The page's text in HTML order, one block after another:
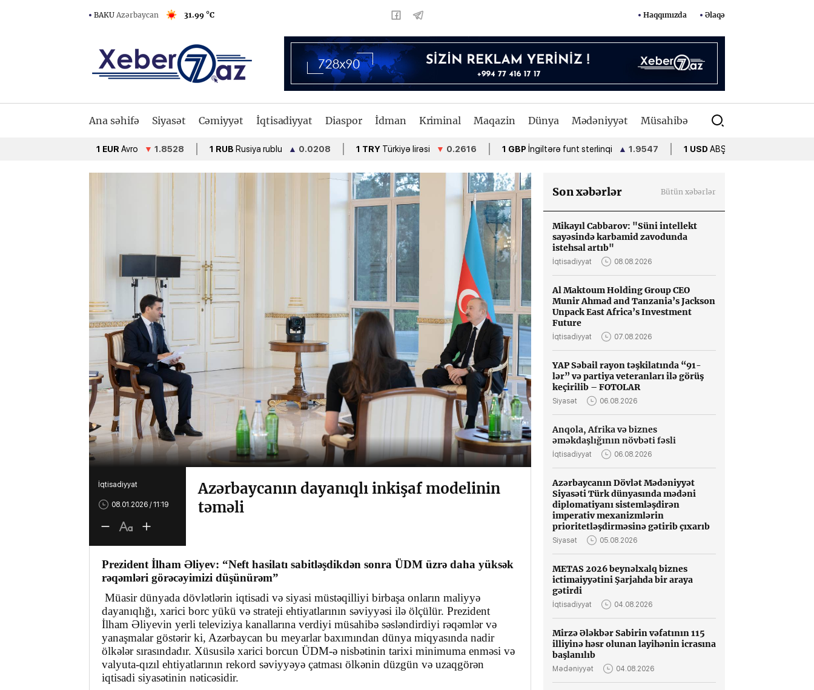
BAKU Azərbaycan 31.99 °C Haqqımızda Əlaqə
Ana səhifə Siyasət Cəmiyyət İqtisadiyyat Diaspor İdman Kriminal Maqazin Dünya Mədəniyyət Müsahibə
Avro ▼1.8528 1 RUB Rusiya rublu ▲0.0208 1 TRY Türkiyə lirəsi ▼0.2616 1 GBP İngiltərə funt sterlinqi ▲1.9547 1 USD ABŞ dolları
İqtisadiyyat
08.01.2026 / 11:19
Azərbaycanın dayanıqlı inkişaf modelinin
təməli
Prezident İlham Əliyev: “Neft hasilatı sabitləşdikdən sonra ÜDM üzrə daha yüksək
rəqəmləri görəcəyimizi düşünürəm”
Müasir dünyada dövlətlərin iqtisadi və siyasi müstəqilliyi birbaşa onların maliyyə
dayanıqlığı, xarici borc yükü və strateji ehtiyatlarının səviyyəsi ilə ölçülür. Prezident
İlham Əliyevin yerli televiziya kanallarına verdiyi müsahibə səsləndirdiyi rəqəmlər və
yanaşmalar göstərir ki, Azərbaycan bu meyarlar baxımından dünya miqyasında nadir
ölkələr sırasındadır. Xüsusilə xarici borcun ÜDM-ə nisbətinin tarixi minimuma enməsi və
valyuta-qızıl ehtiyatlarının rekord səviyyəyə çatması ölkənin düzgün və uzaqgörən
iqtisadi siyasətinin nəticəsidir.
Son xəbərlər Bütün xəbərlər
Mikayıl Cabbarov: "Süni intellekt
sayəsində karbamid zavodunda
istehsal artıb"
İqtisadiyyat 08.08.2026
Al Maktoum Holding Group CEO
Munir Ahmad and Tanzania’s Jackson
Unpack East Africa’s Investment
Future
İqtisadiyyat 07.08.2026
YAP Səbail rayon təşkilatında “91-
lər” və partiya veteranları ilə görüş
keçirilib – FOTOLAR
Siyasət 06.08.2026
Anqola, Afrika və biznes
əməkdaşlığının növbəti fəsli
İqtisadiyyat 06.08.2026
Azərbaycanın Dövlət Mədəniyyət
Siyasəti Türk dünyasında mədəni
diplomatiyanı sistemləşdirən
imperativ mexanizmlərin
prioritetləşdirməsinə gətirib çıxarıb
Siyasət 05.08.2026
METAS 2026 beynəlxalq biznes
ictimaiyyətini Şarjahda bir araya
gətirdi
İqtisadiyyat 04.08.2026
Mirzə Ələkbər Sabirin vəfatının 115
illiyinə həsr olunan layihənin icrasına
başlanılıb
Mədəniyyət 04.08.2026